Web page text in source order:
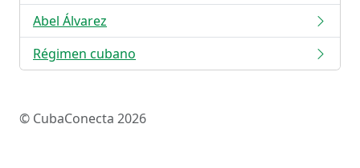
Abel Álvarez
Régimen cubano
© CubaConecta 2026